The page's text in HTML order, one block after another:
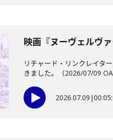
映画『ヌーヴェルヴ
リチャード・リンクレイタ
きました。（2026/07/09 OA
2026.07.09 |